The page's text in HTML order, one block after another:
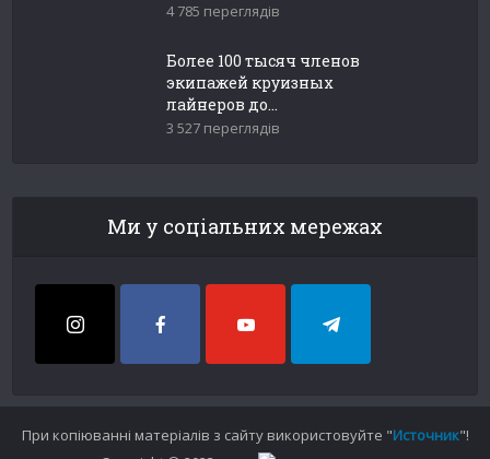
4 785 переглядів
Более 100 тысяч членов
экипажей круизных
лайнеров до...
3 527 переглядів
Ми у соціальних мережах
При копіюванні матеріалів з сайту використовуйте "Источник"!